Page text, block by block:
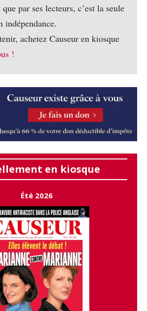
par ses lecteurs, c’est la seule
indépendance.
achetez Causeur en kiosque
!
en kiosque
Été 2026